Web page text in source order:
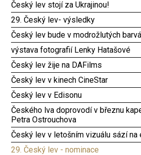
Český lev stojí za Ukrajinou!
29. Český lev- výsledky
Český lev bude v modrožlutých
výstava fotografií Lenky Hatašové
Český lev žije na DAFilms
Český lev v kinech CineStar
Český lev v Edisonu
Českého lva doprovodí v březnu
Petra Ostrouchova
Český lev v letošním vizuálu sází na
29. Český lev - nominace